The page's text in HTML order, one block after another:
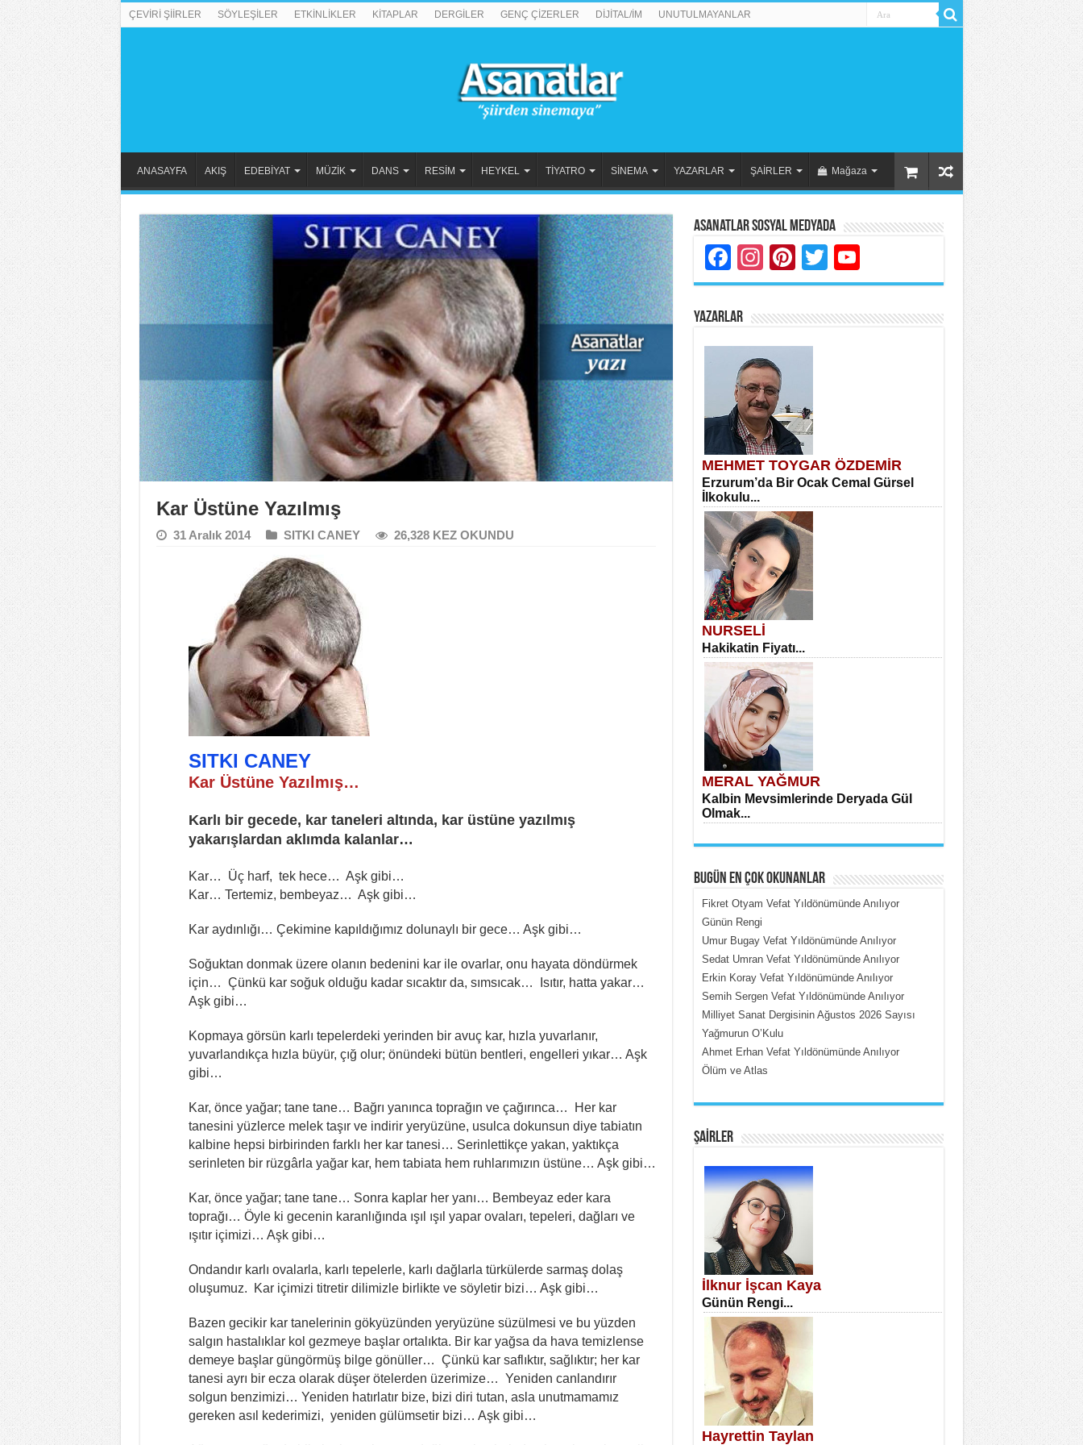
ÇEVİRİ ŞİİRLER SÖYLEŞİLER ETKİNLİKLER KİTAPLAR DERGİLER GENÇ ÇİZERLER DİJİTAL/İM UNUTULMAYANLAR
ANASAYFA AKIŞ EDEBİYAT MÜZİK DANS RESİM HEYKEL TİYATRO SİNEMA YAZARLAR ŞAİRLER Mağaza
Kar Üstüne Yazılmış
31 Aralık 2014 SITKI CANEY 26,328 KEZ OKUNDU
SITKI CANEY
Kar Üstüne Yazılmış…
Karlı bir gecede, kar taneleri altında, kar üstüne yazılmış
yakarışlardan aklımda kalanlar…
Kar… Üç harf, tek hece… Aşk gibi…
Kar… Tertemiz, bembeyaz… Aşk gibi…
Kar aydınlığı… Çekimine kapıldığımız dolunaylı bir gece… Aşk gibi…
Soğuktan donmak üzere olanın bedenini kar ile ovarlar, onu hayata döndürmek
için… Çünkü kar soğuk olduğu kadar sıcaktır da, sımsıcak… Isıtır, hatta yakar…
Aşk gibi…
Kopmaya görsün karlı tepelerdeki yerinden bir avuç kar, hızla yuvarlanır,
yuvarlandıkça hızla büyür, çığ olur; önündeki bütün bentleri, engelleri yıkar… Aşk
gibi…
Kar, önce yağar; tane tane… Bağrı yanınca toprağın ve çağırınca… Her kar
tanesini yüzlerce melek taşır ve indirir yeryüzüne, usulca dokunsun diye tabiatın
kalbine hepsi birbirinden farklı her kar tanesi… Serinlettikçe yakan, yaktıkça
serinleten bir rüzgârla yağar kar, hem tabiata hem ruhlarımızın üstüne… Aşk gibi…
Kar, önce yağar; tane tane… Sonra kaplar her yanı… Bembeyaz eder kara
toprağı… Öyle ki gecenin karanlığında ışıl ışıl yapar ovaları, tepeleri, dağları ve
ışıtır içimizi… Aşk gibi…
Ondandır karlı ovalarla, karlı tepelerle, karlı dağlarla türkülerde sarmaş dolaş
oluşumuz. Kar içimizi titretir dilimizle birlikte ve söyletir bizi… Aşk gibi…
Bazen gecikir kar tanelerinin gökyüzünden yeryüzüne süzülmesi ve bu yüzden
salgın hastalıklar kol gezmeye başlar ortalıkta. Bir kar yağsa da hava temizlense
demeye başlar güngörmüş bilge gönüller… Çünkü kar saflıktır, sağlıktır; her kar
tanesi ayrı bir ecza olarak düşer ötelerden üzerimize… Yeniden canlandırır
solgun benzimizi… Yeniden hatırlatır bize, bizi diri tutan, asla unutmamamız
gereken asıl kederimizi, yeniden gülümsetir bizi… Aşk gibi…
Asanatlar Sosyal Medyada
Facebook
Instagram
Pinterest
Twitter
YAZARLAR
MEHMET TOYGAR ÖZDEMİR
Erzurum’da Bir Ocak Cemal Gürsel
İlkokulu...
NURSELİ
Hakikatin Fiyatı...
MERAL YAĞMUR
Kalbin Mevsimlerinde Deryada Gül
Olmak...
MEHMET ÇOBAN
İçerdeki Put Dışardaki Maskeler...
SATILMIŞ ÜMİT ÇETİNKAYA
Erkenlik...
NECLA DİLEK ARSLAN
Öğretmenler Günü Mahkemesi...
BUGÜN EN ÇOK OKUNANLAR
Fikret Otyam Vefat Yıldönümünde Anılıyor
Günün Rengi
Umur Bugay Vefat Yıldönümünde Anılıyor
Sedat Umran Vefat Yıldönümünde Anılıyor
Erkin Koray Vefat Yıldönümünde Anılıyor
Semih Sergen Vefat Yıldönümünde Anılıyor
Milliyet Sanat Dergisinin Ağustos 2026 Sayısı
Yağmurun O’Kulu
Ahmet Erhan Vefat Yıldönümünde Anılıyor
Ölüm ve Atlas
ŞAİRLER
İlknur İşcan Kaya
Günün Rengi...
Hayrettin Taylan